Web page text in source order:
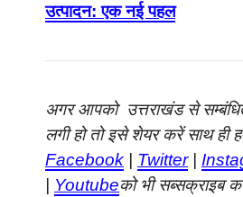
उत्पादन: एक नई पहल
अगर आपको उत्तराखंड से
लगी हो तो इसे शेयर करें साथ ही
Facebook
Twitter|
Youtubeको भी सब्सक्राइब